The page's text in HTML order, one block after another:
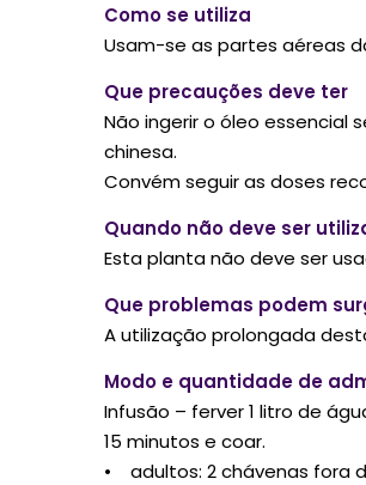
Como se utiliza
Usam-se as partes aéreas
Que precauções deve ter
Não ingerir o óleo essencial
chinesa.
Convém seguir as doses
Quando não deve ser
Esta planta não deve ser
Que problemas podem
A utilização prolongada
Modo e quantidade de
Infusão – ferver 1 litro de
15 minutos e coar.
• adultos: 2 chávenas fora